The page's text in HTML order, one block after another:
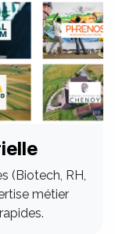
(Biotech, RH,
métier